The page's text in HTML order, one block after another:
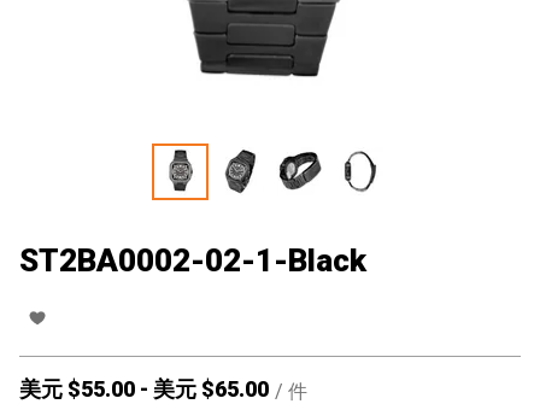
ST2BA0002-02-1-Black
美元 $55.00 - 美元 $65.00 / 件